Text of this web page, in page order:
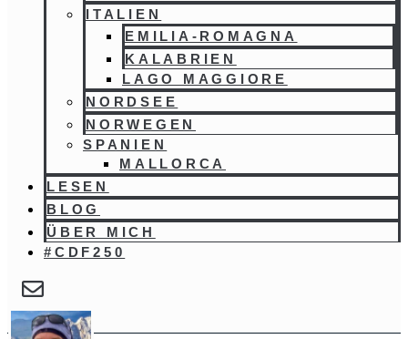
ITALIEN
EMILIA-ROMAGNA
KALABRIEN
LAGO MAGGIORE
NORDSEE
NORWEGEN
SPANIEN
MALLORCA
LESEN
BLOG
ÜBER MICH
#CDF250